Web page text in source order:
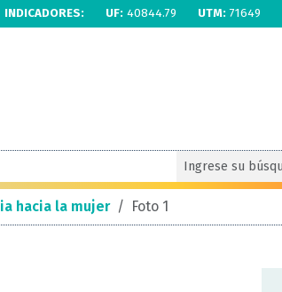
INDICADORES: UF: 40844.79 UTM: 71649
hacia la mujer / Foto 1